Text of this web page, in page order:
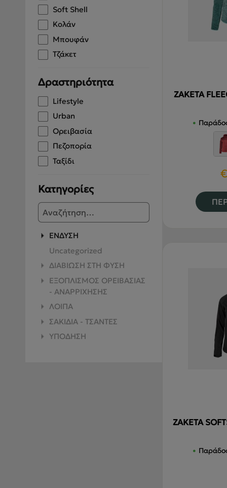
ΠΕΡΙΣΣΟΤΕΡΑ +
BRANDS
ΕΥΚΑΙΡΙΕΣ
Soft Shell
Κολάν
Μπουφάν
Τζάκετ
Δραστηριότητα
Lifestyle
Urban
Ορειβασία
Πεζοπορία
Ταξίδι
Κατηγορίες
ΕΝΔΥΣΗ
Uncategorized
ΔΙΑΒΙΩΣΗ ΣΤΗ ΦΥΣΗ
ΕΞΟΠΛΙΣΜΟΣ ΟΡΕΙΒΑΣΙΑΣ
- ΑΝΑΡΡΙΧΗΣΗΣ
ΛΟΙΠΑ
ΣΑΚΙΔΙΑ - ΤΣΑΝΤΕΣ
ΥΠΟΔΗΣΗ
ΖΑΚΕΤΑ
ΖΑΚΕΤΑ